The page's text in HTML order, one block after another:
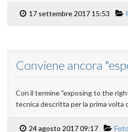
17 settembre 2017 15:53
Conviene ancora
Con il termine "exposing to the
tecnica descritta per la prima volta
24 agosto 2017 09:17